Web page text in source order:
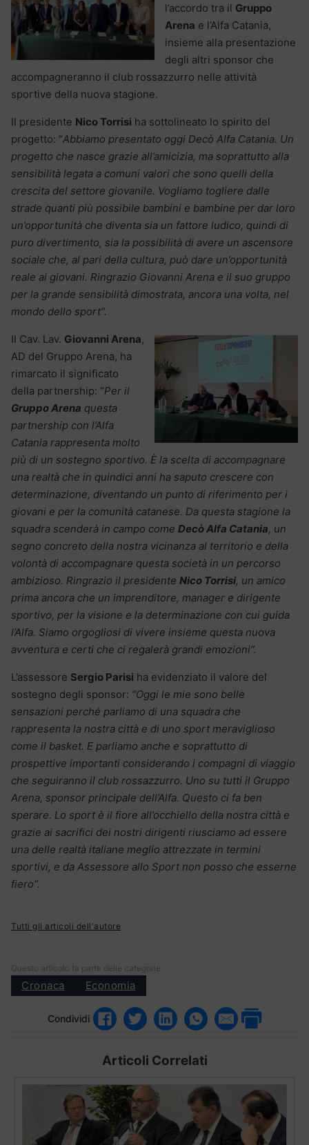
l’accordo tra il Gruppo
Arena e l’Alfa Catania,
insieme alla presentazione
degli altri sponsor che
accompagneranno il club rossazzurro nelle attività
sportive della nuova stagione.
Il presidente Nico Torrisi ha sottolineato lo spirito del
progetto: “Abbiamo presentato oggi Decò Alfa Catania. Un
progetto che nasce grazie all’amicizia, ma soprattutto alla
sensibilità legata a comuni valori che sono quelli della
crescita del settore giovanile. Vogliamo togliere dalle
strade quanti più possibile bambini e bambine per dar loro
un’opportunità che diventa sia un fattore ludico, quindi di
puro divertimento, sia la possibilità di avere un ascensore
sociale che, al pari della cultura, può dare un’opportunità
reale ai giovani. Ringrazio Giovanni Arena e il suo gruppo
per la grande sensibilità dimostrata, ancora una volta, nel
mondo dello sport”.
Il Cav. Lav. Giovanni Arena,
AD del Gruppo Arena, ha
rimarcato il significato
della partnership: “Per il
Gruppo Arena questa
partnership con l’Alfa
Catania rappresenta molto
più di un sostegno sportivo. È la scelta di accompagnare
una realtà che in quindici anni ha saputo crescere con
determinazione, diventando un punto di riferimento per i
giovani e per la comunità catanese. Da questa stagione la
squadra scenderà in campo come Decò Alfa Catania, un
segno concreto della nostra vicinanza al territorio e della
volontà di accompagnare questa società in un percorso
ambizioso. Ringrazio il presidente Nico Torrisi, un amico
prima ancora che un imprenditore, manager e dirigente
sportivo, per la visione e la determinazione con cui guida
l’Alfa. Siamo orgogliosi di vivere insieme questa nuova
avventura e certi che ci regalerà grandi emozioni”.
L’assessore Sergio Parisi ha evidenziato il valore del
sostegno degli sponsor: “Oggi le mie sono belle
sensazioni perché parliamo di una squadra che
rappresenta la nostra città e di uno sport meraviglioso
come il basket. E parliamo anche e soprattutto di
prospettive importanti considerando i compagni di viaggio
che seguiranno il club rossazzurro. Uno su tutti il Gruppo
Arena, sponsor principale dell’Alfa. Questo ci fa ben
sperare. Lo sport è il fiore all’occhiello della nostra città e
grazie ai sacrifici dei nostri dirigenti riusciamo ad essere
una delle realtà italiane meglio attrezzate in termini
sportivi, e da Assessore allo Sport non posso che esserne
fiero”.
Tutti gli articoli dell'autore
Questo articolo fa parte delle categorie:
Cronaca Economia
Condividi
Articoli Correlati